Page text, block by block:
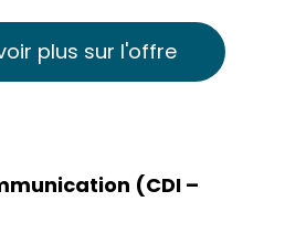
plus sur l'offre
(CDI –